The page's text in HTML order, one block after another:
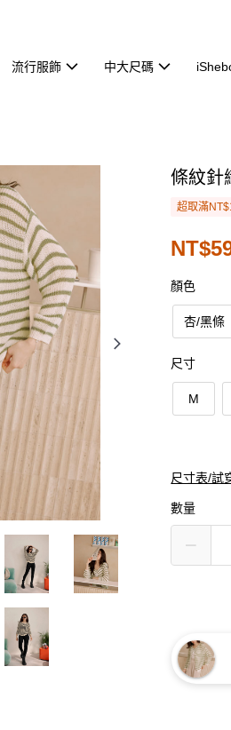
流行服飾 中大尺碼
條紋針
超取滿
顏色
杏/黑條
尺寸
M
尺寸表/試
數量